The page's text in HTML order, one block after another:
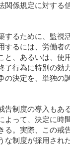
関係規定に対する
するために、監視
するには、労働者
と、あるいは、使
了行為に特別の効
の決定を、単独の
告制度の導入もあ
よって、決定に時
る。実際、この戒
な制度が採用され